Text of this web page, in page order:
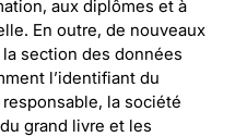
aux diplômes et à
En outre, de nouveaux
section des données
l’identifiant du
la société
grand livre et les